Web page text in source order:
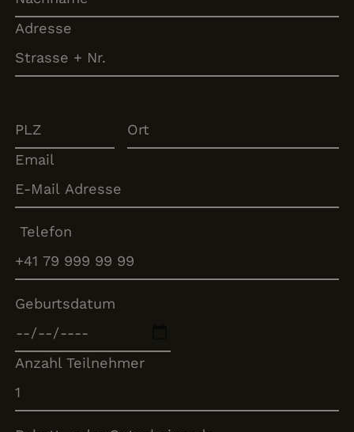
Adresse
Email
Telefon
Geburtsdatum
Anzahl Teilnehmer